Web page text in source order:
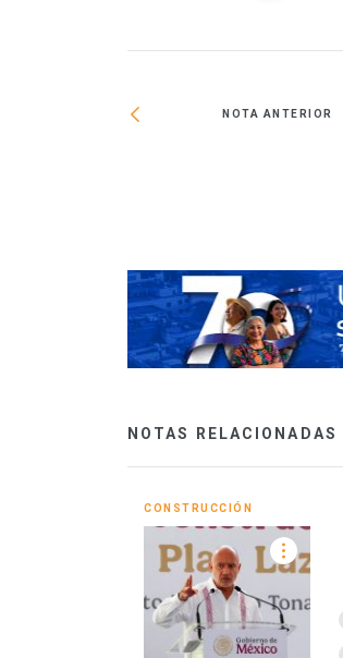
NOTA ANTERIOR
NOTAS RELACIONADAS
CONSTRUCCIÓN